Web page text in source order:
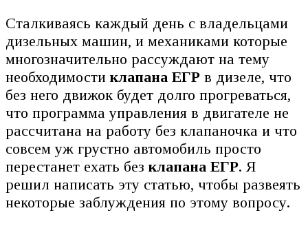
Сталкиваясь каждый день с владельцами
дизельных машин, и механиками которые
многозначительно рассуждают на тему
необходимости клапана ЕГР в дизеле, что
без него движок будет долго прогреваться,
что программа управления в двигателе не
рассчитана на работу без клапаночка и что
совсем уж грустно автомобиль просто
перестанет ехать без клапана ЕГР. Я
решил написать эту статью, чтобы развеять
некоторые заблуждения по этому вопросу.